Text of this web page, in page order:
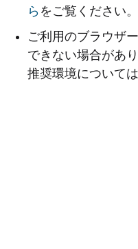
ら をご覧ください。
ご利用のブラウザ
できない場合があり
推奨環境については